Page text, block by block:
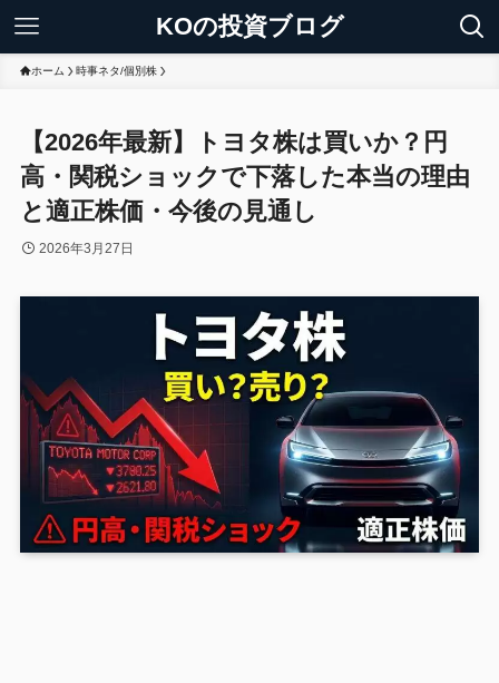
KOの投資ブログ
ホーム 時事ネタ/個別株
【2026年最新】トヨタ株は買いか？円
高・関税ショックで下落した本当の理由
と適正株価・今後の見通し
2026年3月27日